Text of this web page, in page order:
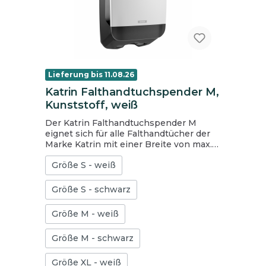
Lieferung bis 11.08.26
Katrin Falthandtuchspender M,
Kunststoff, weiß
Der Katrin Falthandtuchspender M
eignet sich für alle Falthandtücher der
Marke Katrin mit einer Breite von max.
240 mm. Für ein einfaches Nachfüllen
lässt sich der Falthandtuchspender M
nach oben hin öffnen. Dank der
transparenten Seiten ist leicht zu
erkennen, wann der Spender
nachgefüllt werden muss. Freie Wahl
bei der Nutzung der Schließfunktion
(mit oder ohne Schlüssel). Frontale
Halterungen sorgen dafür, dass der
Papierstapel sicher platziert ist, und
vereinfachen so das Befüllen.
Größe S - weiß
Größe S - schwarz
Größe M - weiß
Größe M - schwarz
Größe XL - weiß